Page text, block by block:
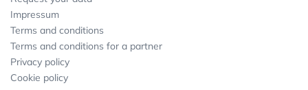
Impressum
Terms and conditions
Terms and conditions for a partner
Privacy policy
Cookie policy